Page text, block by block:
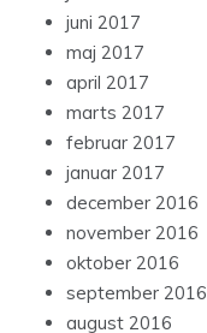
juni 2017
maj 2017
april 2017
marts 2017
februar 2017
januar 2017
december 2016
november 2016
oktober 2016
september 2016
august 2016